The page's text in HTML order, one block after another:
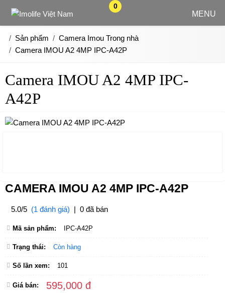
0
MENU
Sản phẩm
Camera Imou Trong nhà
Camera IMOU A2 4MP IPC-A42P
Camera IMOU A2 4MP IPC-
A42P
CAMERA IMOU A2 4MP IPC-A42P
5.0/5 (1 đánh giá) | 0 đã bán
Mã sản phẩm: IPC-A42P
Trạng thái: Còn hàng
Số lần xem: 101
Giá bán: 595,000 đ